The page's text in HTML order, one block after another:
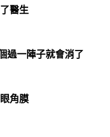
醫生
過一陣子就會消了
角膜